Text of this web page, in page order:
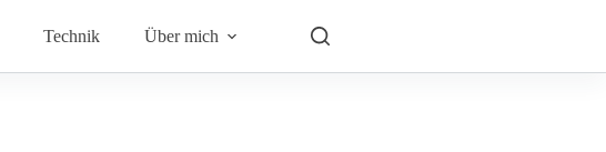
Technik Über mich